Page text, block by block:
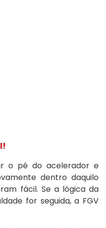
o pé do acelerador e
dentro daquilo
fácil. Se a lógica da
for seguida, a FGV